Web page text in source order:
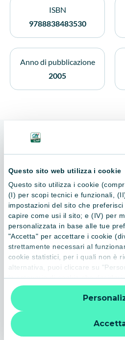
Questo sito web utilizza i cookie
Questo sito utilizza i cookie
(I) per scopi tecnici e funzionali,
impostazioni del sito che
capire come usi il sito; e (IV) per
personalizzata in base alle tue
"Accetta" per accettare i cookie
strettamente necessari al
cookie statistici, per i quali non è
alternativa, puoi cliccare su
le categorie di cookie che
“X” le impostazioni predefinite
quindi la navigazione può
strumenti di tracciamento diversi
ulteriori informazioni:
informativa
ISBN
9788838483530
Anno di pubblicazione
2005